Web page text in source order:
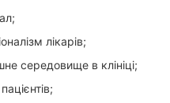
лікарів;
середовище в клініці;